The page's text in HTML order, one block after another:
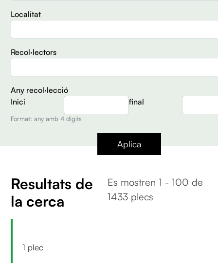
Es mostren 1 - 100 de
1433 plecs
Resultats de
la cerca
Localitat
Recol·lectors
Any recol·lecció
Inici
final
Format: any amb 4 dígits
Aplica
1 plec